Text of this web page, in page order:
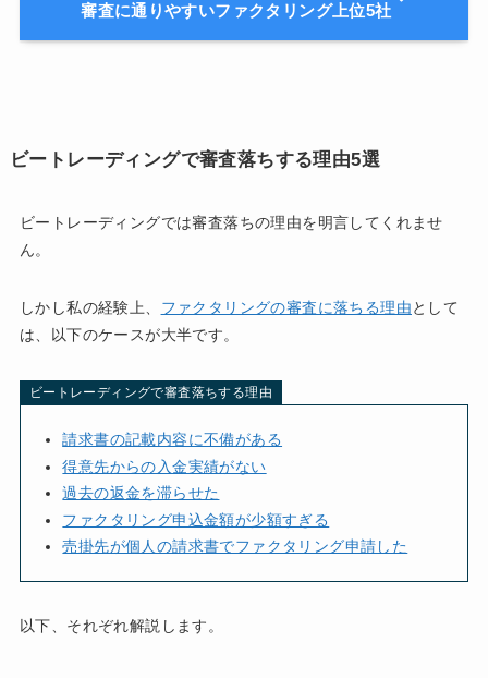
審査に通りやすいファクタリング上位5社
ビートレーディングで審査落ちする理由5選
ビートレーディングでは審査落ちの理由を明言してくれませ
ん。
しかし私の経験上、 ファクタリングの審査に落ちる理由として
は、以下のケースが大半です。
ビートレーディングで審査落ちする理由
請求書の記載内容に不備がある
得意先からの入金実績がない
過去の返金を滞らせた
ファクタリング申込金額が少額すぎる
売掛先が個人の請求書でファクタリング申請した
以下、それぞれ解説します。